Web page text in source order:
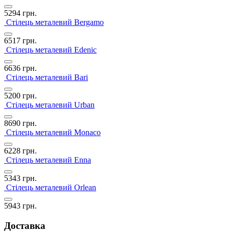
5294 грн.
Стілець металевий Bergamo
6517 грн.
Стілець металевий Edenic
6636 грн.
Стілець металевий Bari
5200 грн.
Стілець металевий Urban
8690 грн.
Стілець металевий Monaco
6228 грн.
Стілець металевий Enna
5343 грн.
Стілець металевий Orlean
5943 грн.
Доставка